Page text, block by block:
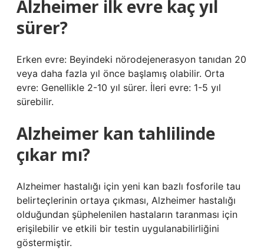
Alzheimer ilk evre kaç yıl
sürer?
Erken evre: Beyindeki nörodejenerasyon tanıdan 20
veya daha fazla yıl önce başlamış olabilir. Orta
evre: Genellikle 2-10 yıl sürer. İleri evre: 1-5 yıl
sürebilir.
Alzheimer kan tahlilinde
çıkar mı?
Alzheimer hastalığı için yeni kan bazlı fosforile tau
belirteçlerinin ortaya çıkması, Alzheimer hastalığı
olduğundan şüphelenilen hastaların taranması için
erişilebilir ve etkili bir testin uygulanabilirliğini
göstermiştir.